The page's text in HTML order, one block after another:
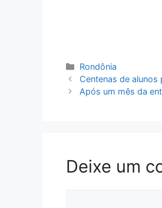
Categorias
Rondônia
Centenas de
Após um mês da
Deixe um